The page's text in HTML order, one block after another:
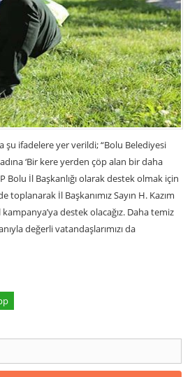
şu ifadelere yer verildi; “Bolu Belediyesi
‘Bir kere yerden çöp alan bir daha
Bolu İl Başkanlığı olarak destek olmak için
İl Başkanımız Sayın H. Kazım
kampanya’ya destek olacağız. Daha temiz
değerli vatandaşlarımızı da